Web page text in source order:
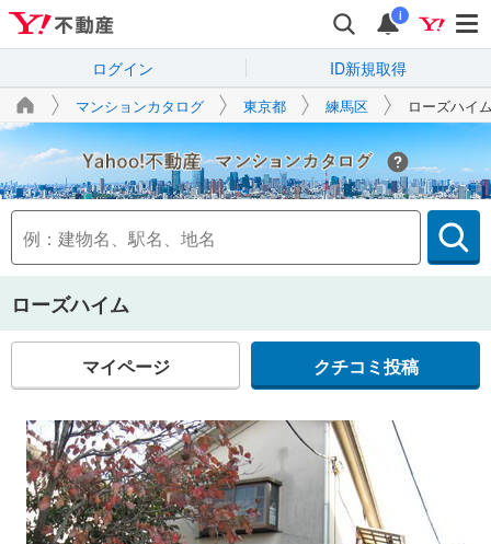
i
ログイン ID新規取得
マンションカタログ 東京都 練馬区 ローズハイ
Yahoo!不動産
ローズハイム
マイページ クチコミ投稿